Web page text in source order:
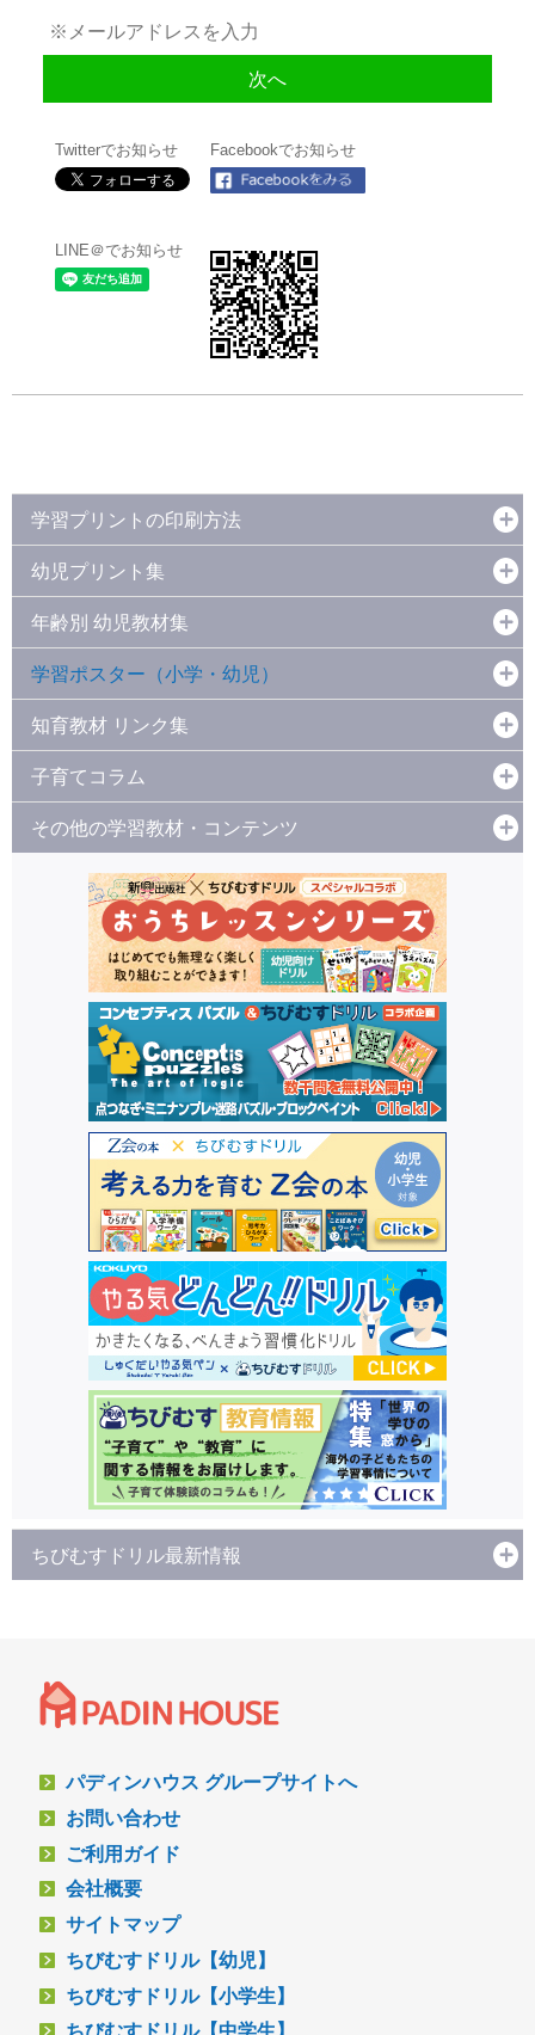
Twitterでお知らせ Facebookでお知らせ
LINE＠でお知らせ
学習プリントの印刷方法
幼児プリント集
年齢別 幼児教材集
学習ポスター（小学・幼児）
知育教材 リンク集
子育てコラム
その他の学習教材・コンテンツ
ちびむすドリル最新情報
パディンハウス グループサイトへ
お問い合わせ
ご利用ガイド
会社概要
サイトマップ
ちびむすドリル【幼児】
ちびむすドリル【小学生】